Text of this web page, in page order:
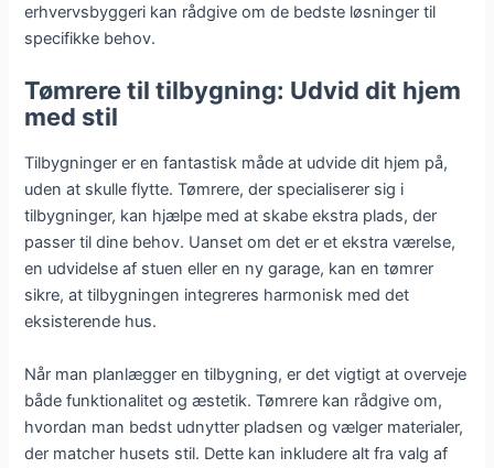
erhvervsbyggeri kan rådgive om de bedste løsninger til
specifikke behov.
Tømrere til tilbygning: Udvid dit hjem
med stil
Tilbygninger er en fantastisk måde at udvide dit hjem på,
uden at skulle flytte. Tømrere, der specialiserer sig i
tilbygninger, kan hjælpe med at skabe ekstra plads, der
passer til dine behov. Uanset om det er et ekstra værelse,
en udvidelse af stuen eller en ny garage, kan en tømrer
sikre, at tilbygningen integreres harmonisk med det
eksisterende hus.
Når man planlægger en tilbygning, er det vigtigt at overveje
både funktionalitet og æstetik. Tømrere kan rådgive om,
hvordan man bedst udnytter pladsen og vælger materialer,
der matcher husets stil. Dette kan inkludere alt fra valg af